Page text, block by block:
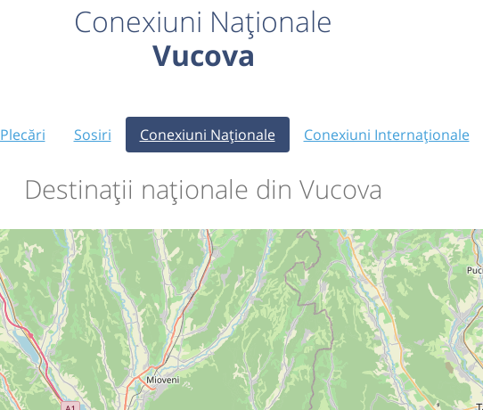
Conexiuni Naționale
Vucova
Plecări Sosiri Conexiuni Naționale Conexiuni Internaționale
Destinații naționale din Vucova